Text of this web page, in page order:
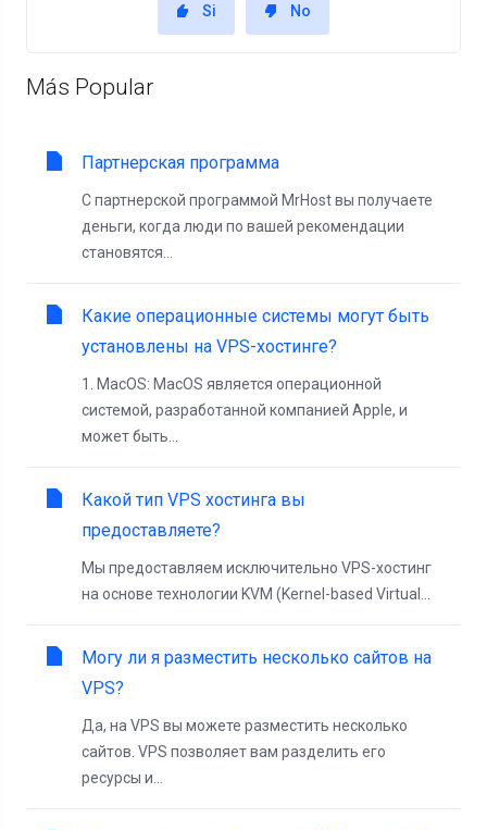
Si No
Más Popular
Партнерская программа
С партнерской программой MrHost вы получаете
деньги, когда люди по вашей рекомендации
становятся...
Какие операционные системы могут быть
установлены на VPS-хостинге?
1. MacOS: MacOS является операционной
системой, разработанной компанией Apple, и
может быть...
Какой тип VPS хостинга вы
предоставляете?
Мы предоставляем исключительно VPS-хостинг
на основе технологии KVM (Kernel-based Virtual...
Могу ли я разместить несколько сайтов на
VPS?
Да, на VPS вы можете разместить несколько
сайтов. VPS позволяет вам разделить его
ресурсы и...